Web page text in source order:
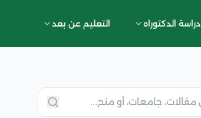
دراسة الدكتوراه التعليم عن بعد